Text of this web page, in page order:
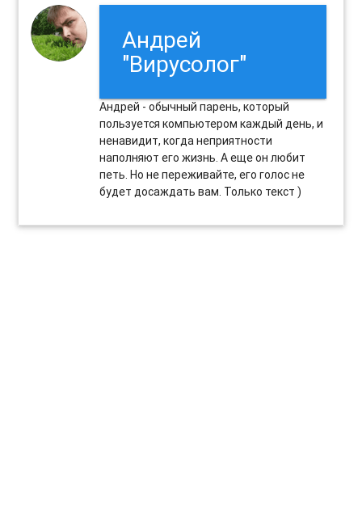
Андрей
"Вирусолог"
Андрей - обычный парень, который
пользуется компьютером каждый день, и
ненавидит, когда неприятности
наполняют его жизнь. А еще он любит
петь. Но не переживайте, его голос не
будет досаждать вам. Только текст )